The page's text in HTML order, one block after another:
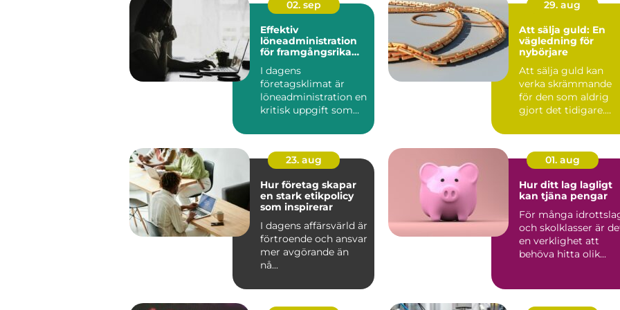
02. sep
Effektiv
löneadministration
för framgångsrika
I dagens
företagsklimat är
löneadministration en
kritisk uppgift som
29. aug
Att sälja guld: En
vägledning för
nybörjare
Att sälja guld kan
verka skrämmande
för den som aldrig
gjort det tidigare.
23. aug
Hur företag skapar
en stark etikpolicy
som inspirerar
I dagens affärsvärld är
förtroende och ansvar
mer avgörande än
nå...
01. aug
Hur ditt lag lagligt
kan tjäna pengar
För många
och skolklasser är
en verklighet att
behöva hitta olik...